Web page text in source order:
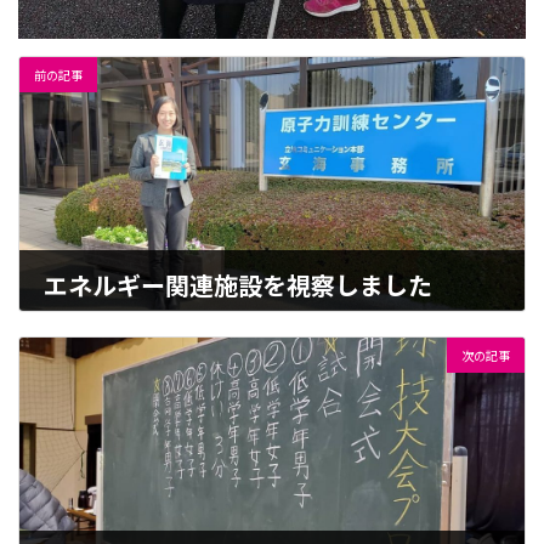
前の記事
エネルギー関連施設を視察しました
2020-02-05
次の記事